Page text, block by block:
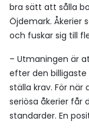
bra sätt att sålla
Öjdemark. Åkerier
och fuskar sig till
– Utmaningen är
efter den
ställa krav. För
seriösa åkerier får
standarder. En